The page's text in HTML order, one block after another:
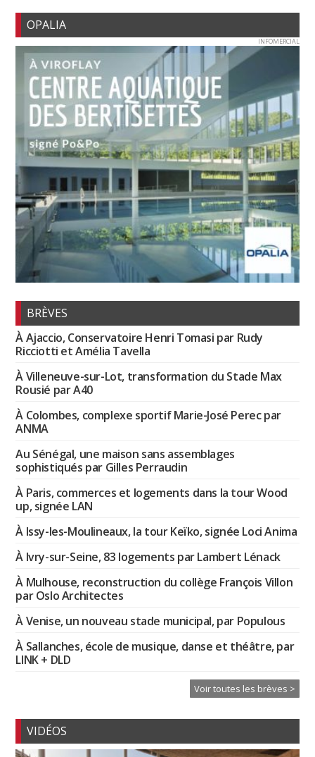
OPALIA
INFOMERCIAL
BRÈVES
À Ajaccio, Conservatoire Henri Tomasi par Rudy
Ricciotti et Amélia Tavella
À Villeneuve-sur-Lot, transformation du Stade Max
Rousié par A40
À Colombes, complexe sportif Marie-José Perec par
ANMA
Au Sénégal, une maison sans assemblages
sophistiqués par Gilles Perraudin
À Paris, commerces et logements dans la tour Wood
up, signée LAN
À Issy-les-Moulineaux, la tour Keïko, signée Loci Anima
À Ivry-sur-Seine, 83 logements par Lambert Lénack
À Mulhouse, reconstruction du collège François Villon
par Oslo Architectes
À Venise, un nouveau stade municipal, par Populous
À Sallanches, école de musique, danse et théâtre, par
LINK + DLD
Voir toutes les brèves >
VIDÉOS